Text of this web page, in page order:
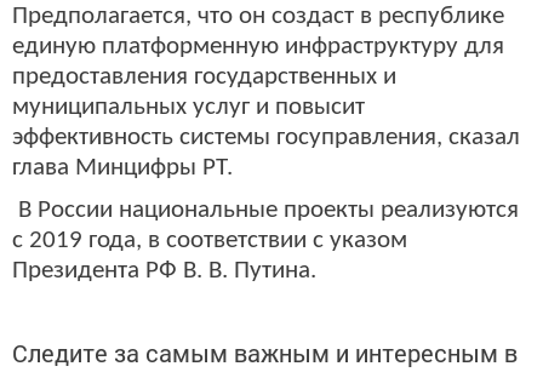
Предполагается, что он создаст в республике
единую платформенную инфраструктуру для
предоставления государственных и
муниципальных услуг и повысит
эффективность системы госуправления, сказал
глава Минцифры РТ.
В России национальные проекты реализуются
с 2019 года, в соответствии с указом
Президента РФ В. В. Путина.
Следите за самым важным и интересным в